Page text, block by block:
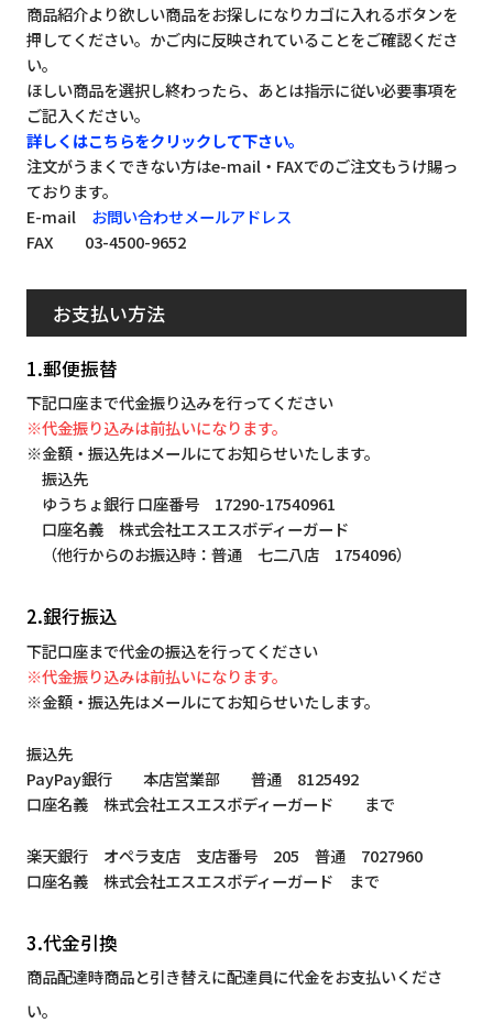
商品紹介より欲しい商品をお探しになりカゴに入れるボタンを
押してください。かご内に反映されていることをご確認くださ
い。
ほしい商品を選択し終わったら、あとは指示に従い必要事項を
ご記入ください。
詳しくはこちらをクリックして下さい。
注文がうまくできない方はe-mail・FAXでのご注文もうけ賜っ
ております。
E-mail お問い合わせメールアドレス
FAX 03-4500-9652
お支払い方法
1.郵便振替
下記口座まで代金振り込みを行ってください
※代金振り込みは前払いになります。
※金額・振込先はメールにてお知らせいたします。
振込先
ゆうちょ銀行 口座番号 17290-17540961
口座名義 株式会社エスエスボディーガード
（他行からのお振込時：普通 七二八店 1754096）
2.銀行振込
下記口座まで代金の振込を行ってください
※代金振り込みは前払いになります。
※金額・振込先はメールにてお知らせいたします。
振込先
PayPay銀行 本店営業部 普通 8125492
口座名義 株式会社エスエスボディーガード まで
楽天銀行 オペラ支店 支店番号 205 普通 7027960
口座名義 株式会社エスエスボディーガード まで
3.代金引換
商品配達時商品と引き替えに配達員に代金をお支払いくださ
い。